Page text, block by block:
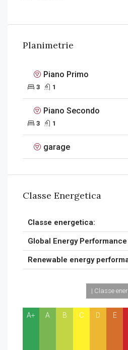
Planimetrie
Piano Primo
3 1
Piano Secondo
3 1
garage
Classe Energetica
Classe energetica:
Global Energy
Renewable energy
A+ A B C D E
| Classe